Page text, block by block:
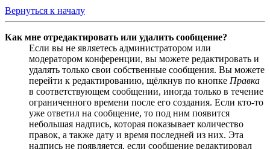
Вернуться к началу
Как мне отредактировать или удалить сообщение?
Если вы не являетесь администратором или
модератором конференции, вы можете редактировать и
удалять только свои собственные сообщения. Вы можете
перейти к редактированию, щёлкнув по кнопке Правка
в соответствующем сообщении, иногда только в течение
ограниченного времени после его создания. Если кто-то
уже ответил на сообщение, то под ним появится
небольшая надпись, которая показывает количество
правок, а также дату и время последней из них. Эта
надпись не появляется, если сообщение редактировал